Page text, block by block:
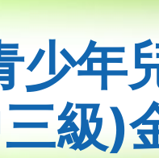
少年
級)